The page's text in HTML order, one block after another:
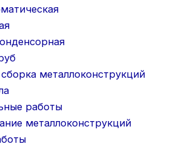
металлоконструкций
работы
металлоконструкций